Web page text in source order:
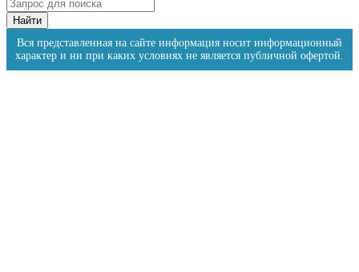
Вся представленная на сайте информация носит информационный
характер и ни при каких условиях не является публичной офертой.